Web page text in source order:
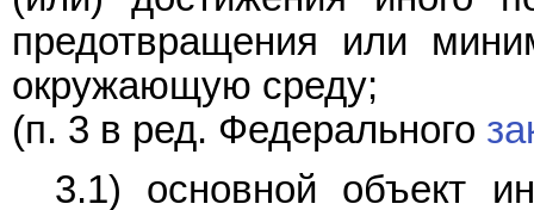
предотвращения или
окружающую среду;
(п. 3 в ред. Федерального
3.1) основной объект